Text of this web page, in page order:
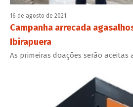
16 de agosto de 2021
Campanha arrecada
Ibirapuera
As primeiras doações serão aceitas